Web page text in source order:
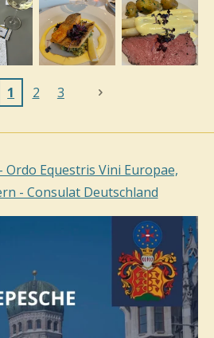
1 2 3
Ordo Equestris Vini Europae,
- Consulat Deutschland